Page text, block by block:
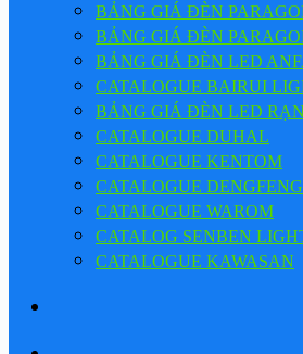
BẢNG GIÁ ĐÈN
BẢNG GIÁ ĐÈN
BẢNG GIÁ ĐÈN LED
CATALOGUE BAIRUI
BẢNG GIÁ ĐÈN LED
CATALOGUE DUHAL
CATALOGUE KENTOM
CATALOGUE DENGFENG
CATALOGUE WAROM
CATALOG SENBEN
CATALOGUE KAWASAN